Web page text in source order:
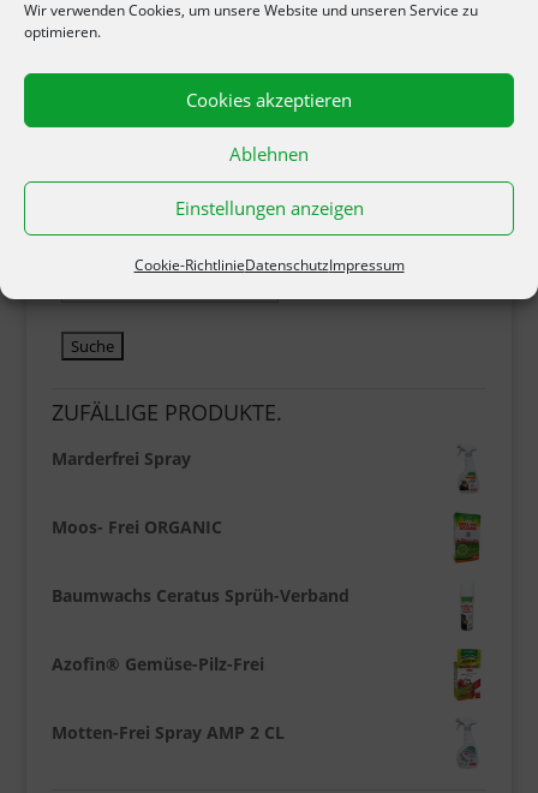
Wir verwenden Cookies, um unsere Website und unseren Service zu
optimieren.
Cookies akzeptieren
Ablehnen
Einstellungen anzeigen
Cookie-RichtlinieDatenschutzImpressum
Händler suchen!
ZUFÄLLIGE PRODUKTE.
Marderfrei Spray
Moos- Frei ORGANIC
Baumwachs Ceratus Sprüh-Verband
Azofin® Gemüse-Pilz-Frei
Motten-Frei Spray AMP 2 CL